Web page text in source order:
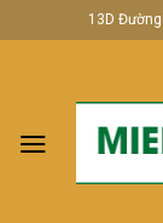
to
13D